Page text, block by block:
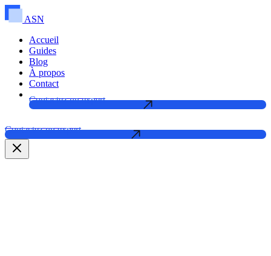
ASN
Accueil
Guides
Blog
À propos
Contact
Contactez un expert
Contactez un expert